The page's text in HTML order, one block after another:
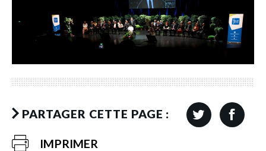
PARTAGER CETTE PAGE :
IMPRIMER